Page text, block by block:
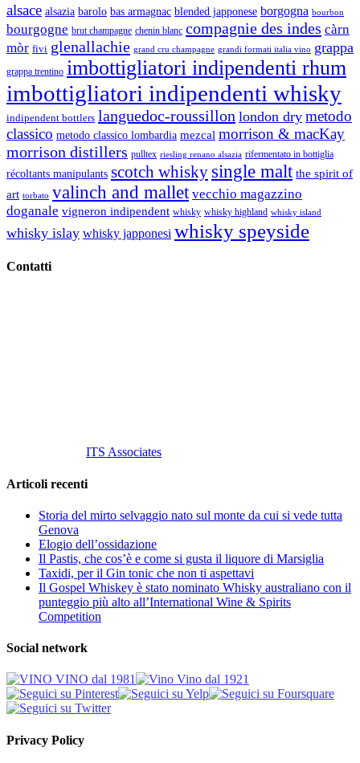
alsace alsazia barolo bas armagnac blended japponese borgogna bourbon
bourgogne brut champagne chenin blanc compagnie des indes càrn
mòr fivi glenallachie grand cru champagne grandi formati italia vino grappa
grappa trentino imbottigliatori indipendenti rhum
imbottigliatori indipendenti whisky
indipendent bottlers languedoc-roussillon london dry metodo
classico metodo classico lombardia mezcal morrison & macKay
morrison distillers pulltex riesling renano alsazia rifermentato in bottiglia
récoltants manipulants scotch whisky single malt the spirit of
art torbato valinch and mallet vecchio magazzino
doganale vigneron indipendent whisky whisky highland whisky island
whisky islay whisky japponesi whisky speyside
Contatti
ITS Associates
Articoli recenti
Storia del mirto selvaggio nato sul monte da cui si vede tutta
Genova
Elogio dell’ossidazione
Il Pastis, che cos’è e come si gusta il liquore di Marsiglia
Taxidi, per il Gin tonic che non ti aspettavi
Il Gospel Whiskey è stato nominato Whisky australiano con il
punteggio più alto all’International Wine & Spirits
Competition
Social network
Privacy Policy